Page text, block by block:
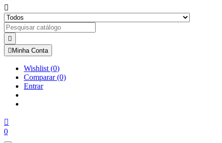


 Minha Conta
Wishlist (0)
Comparar(0)
Entrar

0